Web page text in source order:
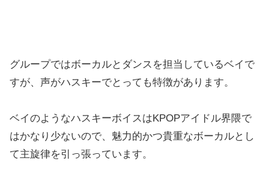
グループではボーカルとダンスを担当しているベイで
すが、声がハスキーでとっても特徴があります。
ベイのようなハスキーボイスはKPOPアイドル界隈で
はかなり少ないので、魅力的かつ貴重なボーカルとし
て主旋律を引っ張っています。